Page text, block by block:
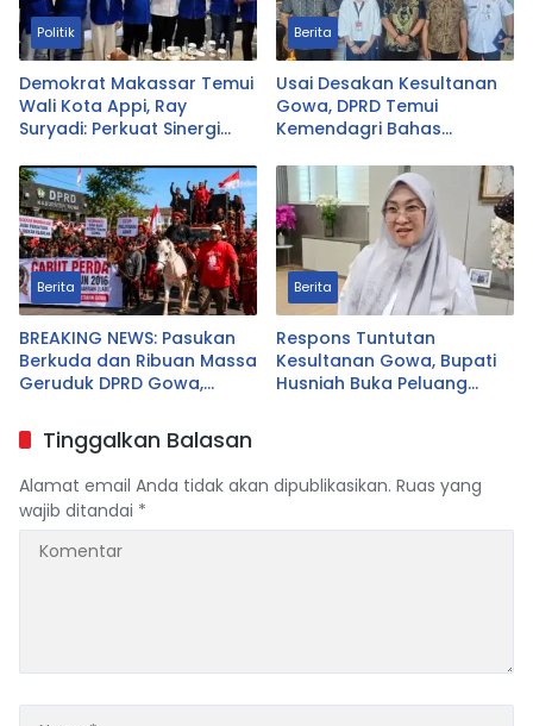
Politik
Demokrat Makassar Temui
Wali Kota Appi, Ray
Suryadi: Perkuat Sinergi
Berita
Usai Desakan Kesultanan
Gowa, DPRD Temui
Kemendagri Bahas
Berita
BREAKING NEWS: Pasukan
Berkuda dan Ribuan Massa
Geruduk DPRD Gowa,
Berita
Respons Tuntutan
Kesultanan Gowa, Bupati
Husniah Buka Peluang
Tinggalkan Balasan
Alamat email Anda tidak akan dipublikasikan. Ruas yang
wajib ditandai *